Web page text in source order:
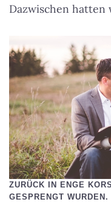
Dazwischen hatten
ZURÜCK IN ENGE
GESPRENGT